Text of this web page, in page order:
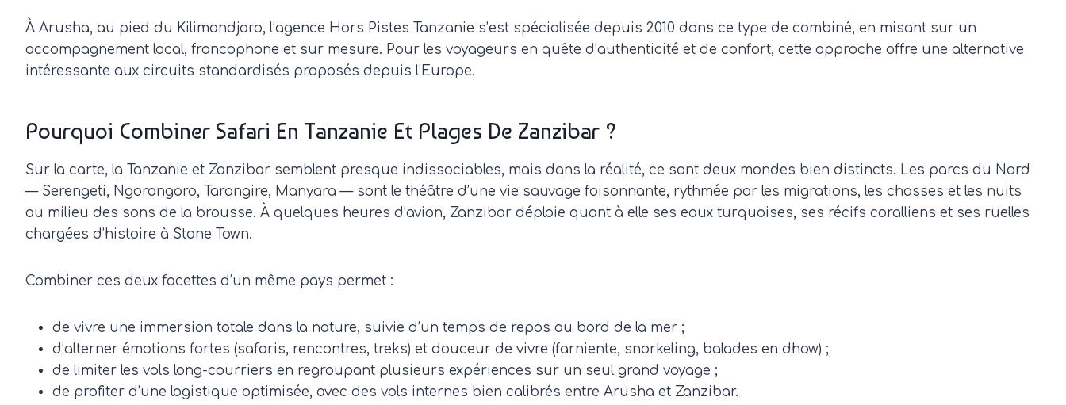
À Arusha, au pied du Kilimandjaro, l’agence Hors Pistes Tanzanie s’est spécialisée depuis 2010 dans ce type de combiné, en misant sur un
accompagnement local, francophone et sur mesure. Pour les voyageurs en quête d’authenticité et de confort, cette approche offre une alternative
intéressante aux circuits standardisés proposés depuis l’Europe.
Pourquoi Combiner Safari En Tanzanie Et Plages De Zanzibar ?
Sur la carte, la Tanzanie et Zanzibar semblent presque indissociables, mais dans la réalité, ce sont deux mondes bien distincts. Les parcs du Nord
— Serengeti, Ngorongoro, Tarangire, Manyara — sont le théâtre d’une vie sauvage foisonnante, rythmée par les migrations, les chasses et les nuits
au milieu des sons de la brousse. À quelques heures d’avion, Zanzibar déploie quant à elle ses eaux turquoises, ses récifs coralliens et ses ruelles
chargées d’histoire à Stone Town.
Combiner ces deux facettes d’un même pays permet :
de vivre une immersion totale dans la nature, suivie d’un temps de repos au bord de la mer ;
d’alterner émotions fortes (safaris, rencontres, treks) et douceur de vivre (farniente, snorkeling, balades en dhow) ;
de limiter les vols long-courriers en regroupant plusieurs expériences sur un seul grand voyage ;
de profiter d’une logistique optimisée, avec des vols internes bien calibrés entre Arusha et Zanzibar.